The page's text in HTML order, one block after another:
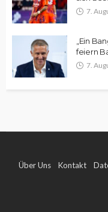
7.
„Ein
feiern
7.
Über Uns Kontakt